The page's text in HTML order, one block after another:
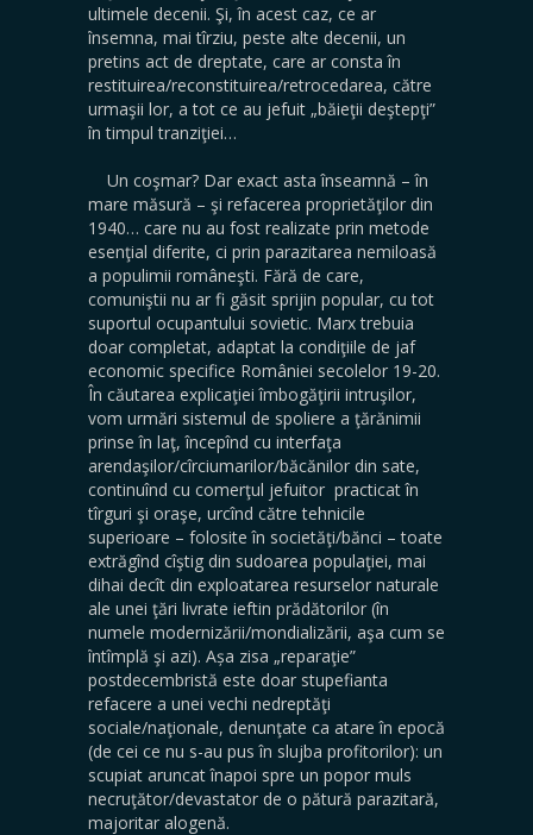
ultimele decenii. Şi, în acest caz, ce ar
însemna, mai tîrziu, peste alte decenii, un
pretins act de dreptate, care ar consta în
restituirea/reconstituirea/retrocedarea, către
urmaşii lor, a tot ce au jefuit „băieţii deştepţi”
în timpul tranziţiei…
Un coşmar? Dar exact asta înseamnă – în
mare măsură – şi refacerea proprietăţilor din
1940… care nu au fost realizate prin metode
esenţial diferite, ci prin parazitarea nemiloasă
a populimii româneşti. Fără de care,
comuniştii nu ar fi găsit sprijin popular, cu tot
suportul ocupantului sovietic. Marx trebuia
doar completat, adaptat la condiţiile de jaf
economic specifice României secolelor 19-20.
În căutarea explicaţiei îmbogăţirii intruşilor,
vom urmări sistemul de spoliere a ţărănimii
prinse în laţ, începînd cu interfaţa
arendaşilor/cîrciumarilor/băcănilor din sate,
continuînd cu comerţul jefuitor practicat în
tîrguri şi oraşe, urcînd către tehnicile
superioare – folosite în societăţi/bănci – toate
extrăgînd cîştig din sudoarea populaţiei, mai
dihai decît din exploatarea resurselor naturale
ale unei ţări livrate ieftin prădătorilor (în
numele modernizării/mondializării, aşa cum se
întîmplă şi azi). Așa zisa „reparaţie”
postdecembristă este doar stupefianta
refacere a unei vechi nedreptăţi
sociale/naţionale, denunţate ca atare în epocă
(de cei ce nu s-au pus în slujba profitorilor): un
scupiat aruncat înapoi spre un popor muls
necruţător/devastator de o pătură parazitară,
majoritar alogenă.